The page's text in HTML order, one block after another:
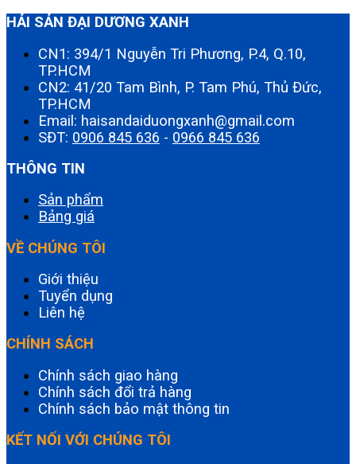
HẢI SẢN ĐẠI DƯƠNG XANH
CN1: 394/1 Nguyễn Tri Phương, P.4, Q.10,
TP.HCM
CN2: 41/20 Tam Bình, P. Tam Phú, Thủ Đức,
TP.HCM
Email: haisandaiduongxanh@gmail.com
SĐT: 0906 845 636 - 0966 845 636
THÔNG TIN
Sản phẩm
Bảng giá
VỀ CHÚNG TÔI
Giới thiệu
Tuyển dụng
Liên hệ
CHÍNH SÁCH
Chính sách giao hàng
Chính sách đổi trả hàng
Chính sách bảo mật thông tin
KẾT NỐI VỚI CHÚNG TÔI